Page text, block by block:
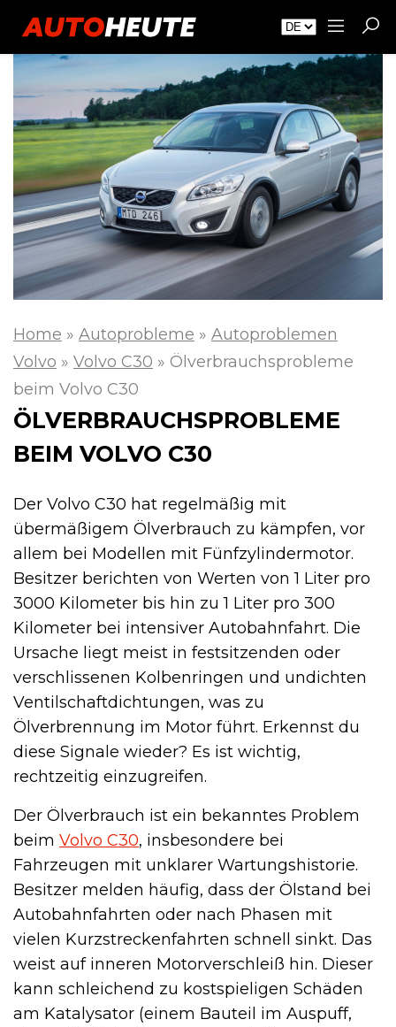
Home » Autoprobleme » Autoproblemen
Volvo » Volvo C30 » Ölverbrauchsprobleme
beim Volvo C30
ÖLVERBRAUCHSPROBLEME
BEIM VOLVO C30
Der Volvo C30 hat regelmäßig mit
übermäßigem Ölverbrauch zu kämpfen, vor
allem bei Modellen mit Fünfzylindermotor.
Besitzer berichten von Werten von 1 Liter pro
3000 Kilometer bis hin zu 1 Liter pro 300
Kilometer bei intensiver Autobahnfahrt. Die
Ursache liegt meist in festsitzenden oder
verschlissenen Kolbenringen und undichten
Ventilschaftdichtungen, was zu
Ölverbrennung im Motor führt. Erkennst du
diese Signale wieder? Es ist wichtig,
rechtzeitig einzugreifen.
Der Ölverbrauch ist ein bekanntes Problem
beim Volvo C30, insbesondere bei
Fahrzeugen mit unklarer Wartungshistorie.
Besitzer melden häufig, dass der Ölstand bei
Autobahnfahrten oder nach Phasen mit
vielen Kurzstreckenfahrten schnell sinkt. Das
weist auf inneren Motorverschleiß hin. Dieser
kann schleichend zu kostspieligen Schäden
am Katalysator (einem Bauteil im Auspuff,